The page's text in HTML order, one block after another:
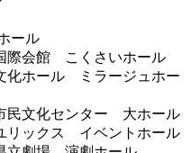
ール
際会館 こくさいホール
化ホール ミラージュホー
民文化センター 大ホール
リックス イベントホール